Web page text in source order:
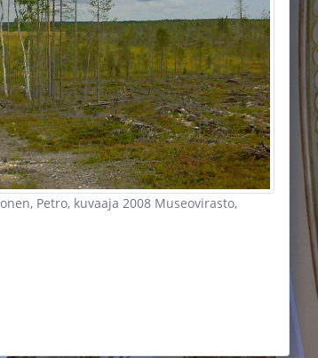
Petro, kuvaaja 2008 Museovirasto,